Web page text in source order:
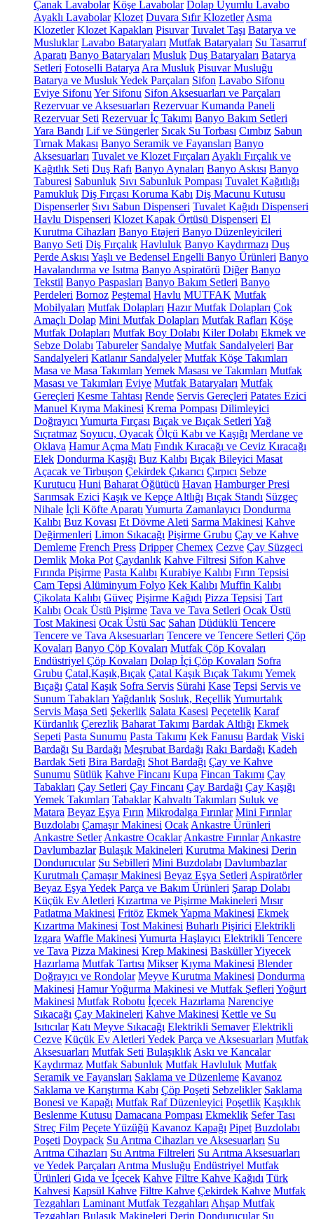
Çanak Lavabolar Köşe Lavabolar Dolap Uyumlu Lavabo
Ayaklı Lavabolar Klozet Duvara Sıfır Klozetler Asma
Klozetler Klozet Kapakları Pisuvar Tuvalet Taşı Batarya ve
Musluklar Lavabo Bataryaları Mutfak Bataryaları Su Tasarruf
Aparatı Banyo Bataryaları Musluk Duş Bataryaları Batarya
Setleri Fotoselli Batarya Ara Musluk Pisuvar Musluğu
Batarya ve Musluk Yedek Parçaları Sifon Lavabo Sifonu
Eviye Sifonu Yer Sifonu Sifon Aksesuarları ve Parçaları
Rezervuar ve Aksesuarları Rezervuar Kumanda Paneli
Rezervuar Seti Rezervuar İç Takımı Banyo Bakım Setleri
Yara Bandı Lif ve Süngerler Sıcak Su Torbası Cımbız Sabun
Tırnak Makası Banyo Seramik ve Fayansları Banyo
Aksesuarları Tuvalet ve Klozet Fırçaları Ayaklı Fırçalık ve
Kağıtlık Seti Duş Rafı Banyo Aynaları Banyo Askısı Banyo
Taburesi Sabunluk Sıvı Sabunluk Pompası Tuvalet Kağıtlığı
Pamukluk Diş Fırçası Koruma Kabı Diş Macunu Kutusu
Dispenserler Sıvı Sabun Dispenseri Tuvalet Kağıdı Dispenseri
Havlu Dispenseri Klozet Kapak Örtüsü Dispenseri El
Kurutma Cihazları Banyo Etajeri Banyo Düzenleyicileri
Banyo Seti Diş Fırçalık Havluluk Banyo Kaydırmazı Duş
Perde Askısı Yaşlı ve Bedensel Engelli Banyo Ürünleri Banyo
Havalandırma ve Isıtma Banyo Aspiratörü Diğer Banyo
Tekstil Banyo Paspasları Banyo Bakım Setleri Banyo
Perdeleri Bornoz Peştemal Havlu MUTFAK Mutfak
Mobilyaları Mutfak Dolapları Hazır Mutfak Dolapları Çok
Amaçlı Dolap Mini Mutfak Dolapları Mutfak Rafları Köşe
Mutfak Dolapları Mutfak Boy Dolabı Kiler Dolabı Ekmek ve
Sebze Dolabı Tabureler Sandalye Mutfak Sandalyeleri Bar
Sandalyeleri Katlanır Sandalyeler Mutfak Köşe Takımları
Masa ve Masa Takımları Yemek Masası ve Takımları Mutfak
Masası ve Takımları Eviye Mutfak Bataryaları Mutfak
Gereçleri Kesme Tahtası Rende Servis Gereçleri Patates Ezici
Manuel Kıyma Makinesi Krema Pompası Dilimleyici
Doğrayıcı Yumurta Fırçası Bıçak ve Bıçak Setleri Yağ
Sıçratmaz Soyucu, Oyacak Ölçü Kabı ve Kaşığı Merdane ve
Oklava Hamur Açma Matı Fındık Kıracağı ve Ceviz Kıracağı
Elek Dondurma Kaşığı Buz Kalıbı Bıçak Bileyici Masat
Açacak ve Tirbuşon Çekirdek Çıkarıcı Çırpıcı Sebze
Kurutucu Huni Baharat Öğütücü Havan Hamburger Presi
Sarımsak Ezici Kaşık ve Kepçe Altlığı Bıçak Standı Süzgeç
Nihale İçli Köfte Aparatı Yumurta Zamanlayıcı Dondurma
Kalıbı Buz Kovası Et Dövme Aleti Sarma Makinesi Kahve
Değirmenleri Limon Sıkacağı Pişirme Grubu Çay ve Kahve
Demleme French Press Dripper Chemex Cezve Çay Süzgeci
Demlik Moka Pot Çaydanlık Kahve Filtresi Sifon Kahve
Fırında Pişirme Pasta Kalıbı Kurabiye Kalıbı Fırın Tepsisi
Cam Tepsi Alüminyum Folyo Kek Kalıbı Muffin Kalıbı
Çikolata Kalıbı Güveç Pişirme Kağıdı Pizza Tepsisi Tart
Kalıbı Ocak Üstü Pişirme Tava ve Tava Setleri Ocak Üstü
Tost Makinesi Ocak Üstü Sac Sahan Düdüklü Tencere
Tencere ve Tava Aksesuarları Tencere ve Tencere Setleri Çöp
Kovaları Banyo Çöp Kovaları Mutfak Çöp Kovaları
Endüstriyel Çöp Kovaları Dolap İçi Çöp Kovaları Sofra
Grubu Çatal,Kaşık,Bıçak Çatal Kaşık Bıçak Takımı Yemek
Bıçağı Çatal Kaşık Sofra Servis Sürahi Kase Tepsi Servis ve
Sunum Tabakları Yağdanlık Sosluk, ReçellikYumurtalık
Servis Maşa Seti Şekerlik Salata Kasesi Peçetelik Karaf
Kürdanlık Çerezlik Baharat Takımı Bardak Altlığı Ekmek
Sepeti Pasta Sunumu Pasta Takımı Kek Fanusu Bardak Viski
Bardağı Su Bardağı Meşrubat Bardağı Rakı Bardağı Kadeh
Bardak Seti Bira Bardağı Shot Bardağı Çay ve Kahve
Sunumu Sütlük Kahve Fincanı Kupa Fincan Takımı Çay
Tabakları Çay Setleri Çay Fincanı Çay Bardağı Çay Kaşığı
Yemek Takımları Tabaklar Kahvaltı Takımları Suluk ve
Matara Beyaz Eşya Fırın Mikrodalga Fırınlar Mini Fırınlar
Buzdolabı Çamaşır Makinesi Ocak Ankastre Ürünleri
Ankastre Setler Ankastre Ocaklar Ankastre Fırınlar Ankastre
Davlumbazlar Bulaşık Makineleri Kurutma Makinesi Derin
Dondurucular Su Sebilleri Mini Buzdolabı Davlumbazlar
Kurutmalı Çamaşır Makinesi Beyaz Eşya Setleri Aspiratörler
Beyaz Eşya Yedek Parça ve Bakım Ürünleri Şarap Dolabı
Küçük Ev Aletleri Kızartma ve Pişirme Makineleri Mısır
Patlatma Makinesi Fritöz Ekmek Yapma Makinesi Ekmek
Kızartma Makinesi Tost Makinesi Buharlı Pişirici Elektrikli
Izgara Waffle Makinesi Yumurta Haşlayıcı Elektrikli Tencere
ve Tava Pizza Makinesi Krep Makinesi BasküllerYiyecek
Hazırlama Mutfak Tartısı Mikser Kıyma Makinesi Blender
Doğrayıcı ve Rondolar Meyve Kurutma Makinesi Dondurma
Makinesi Hamur Yoğurma Makinesi ve Mutfak Şefleri Yoğurt
Makinesi Mutfak Robotu İçecek Hazırlama Narenciye
Sıkacağı Çay Makineleri Kahve Makinesi Kettle ve Su
Isıtıcılar Katı Meyve Sıkacağı Elektrikli Semaver Elektrikli
Cezve Küçük Ev Aletleri Yedek Parça ve Aksesuarları Mutfak
Aksesuarları Mutfak Seti Bulaşıklık Askı ve Kancalar
Kaydırmaz Mutfak Sabunluk Mutfak Havluluk Mutfak
Seramik ve Fayansları Saklama ve Düzenleme Kavanoz
Saklama ve Karıştırma Kabı Çöp Poşeti Sebzelikler Saklama
Bonesi ve Kapağı Mutfak Raf Düzenleyici Poşetlik Kaşıklık
Beslenme Kutusu Damacana Pompası Ekmeklik Sefer Tası
Streç Film Peçete Yüzüğü Kavanoz Kapağı Pipet Buzdolabı
Poşeti Doypack Su Arıtma Cihazları ve Aksesuarları Su
Arıtma Cihazları Su Arıtma Filtreleri Su Arıtma Aksesuarları
ve Yedek Parçaları Arıtma Musluğu Endüstriyel Mutfak
Ürünleri Gıda ve İçecek Kahve Filtre Kahve Kağıdı Türk
Kahvesi Kapsül Kahve Filtre Kahve Çekirdek Kahve Mutfak
Tezgahları Laminant Mutfak Tezgahları Ahşap Mutfak
Tezgahları Bulaşık Makineleri Derin Dondurucular Su